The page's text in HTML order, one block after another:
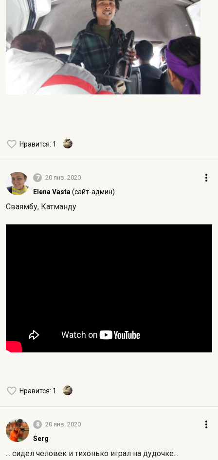
Нравится: 1
7 20 янв. 2020
Elena Vasta (сайт-админ)
Сваямбу, Катманду
Нравится: 1
8 20 янв. 2020
Serg
... сидел человек и тихонько играл на дудочке...